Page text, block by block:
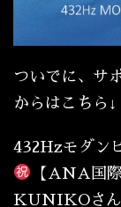
ついでに、サ
からはこちら↓
432Hzモダン
【ANA国
KUNIKOさん